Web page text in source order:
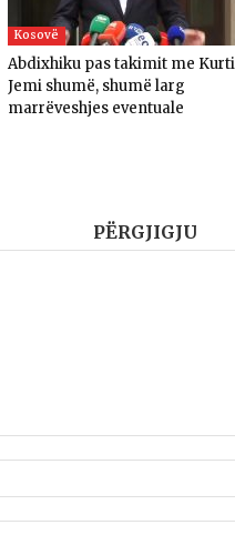
Kosovë
Abdixhiku pas takimit me
Jemi shumë, shumë larg
marrëveshjes eventuale
PËRGJIGJU